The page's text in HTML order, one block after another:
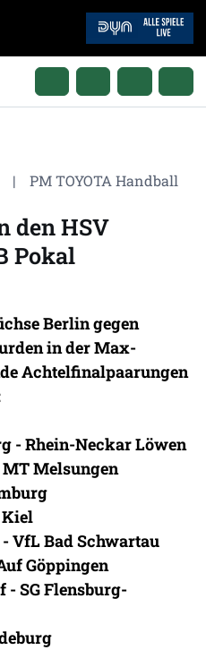
|
PM TOYOTA Handball
den HSV
Pokal
Berlin gegen
in der Max-
Achtelfinalpaarungen
- Rhein-Neckar Löwen
Melsungen
Kiel
VfL Bad Schwartau
Göppingen
SG Flensburg-